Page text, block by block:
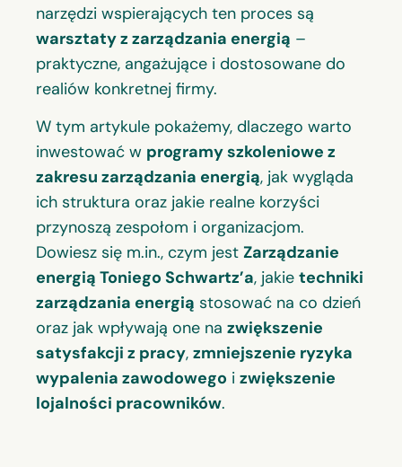
narzędzi wspierających ten proces są
warsztaty z zarządzania energią –
praktyczne, angażujące i dostosowane do
realiów konkretnej firmy.
W tym artykule pokażemy, dlaczego warto
inwestować w programy szkoleniowe z
zakresu zarządzania energią, jak wygląda
ich struktura oraz jakie realne korzyści
przynoszą zespołom i organizacjom.
Dowiesz się m.in., czym jest Zarządzanie
energią Toniego Schwartz’a, jakie techniki
zarządzania energią stosować na co dzień
oraz jak wpływają one na zwiększenie
satysfakcji z pracy, zmniejszenie ryzyka
wypalenia zawodowego i zwiększenie
lojalności pracowników.